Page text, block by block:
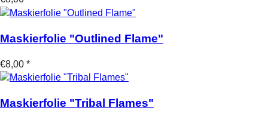
Maskierfolie "Outlined Flame"
€8,00 *
Maskierfolie "Tribal Flames"